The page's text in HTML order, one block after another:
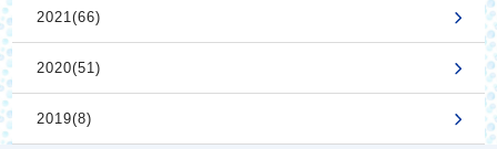
2021(66)
2020(51)
2019(8)